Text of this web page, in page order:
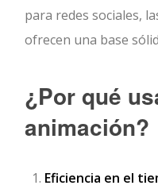
para redes sociales,
ofrecen una base
¿Por qué
animación?
Eficiencia en el